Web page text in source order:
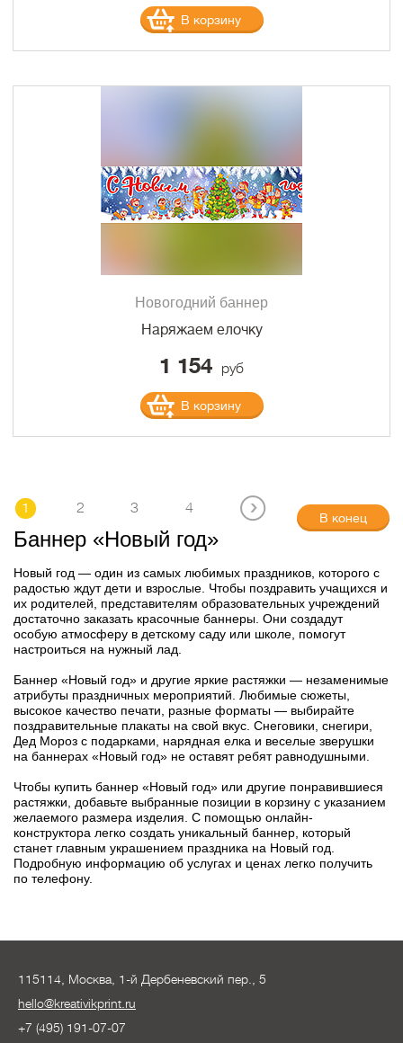
В корзину
Новогодний баннер
Наряжаем елочку
1 154 руб
В корзину
1 2 3 4
В конец
Баннер «Новый год»
Новый год — один из самых любимых праздников, которого с
радостью ждут дети и взрослые. Чтобы поздравить учащихся и
их родителей, представителям образовательных учреждений
достаточно заказать красочные баннеры. Они создадут
особую атмосферу в детскому саду или школе, помогут
настроиться на нужный лад.
Баннер «Новый год» и другие яркие растяжки — незаменимые
атрибуты праздничных мероприятий. Любимые сюжеты,
высокое качество печати, разные форматы — выбирайте
поздравительные плакаты на свой вкус. Снеговики, снегири,
Дед Мороз с подарками, нарядная елка и веселые зверушки
на баннерах «Новый год» не оставят ребят равнодушными.
Чтобы купить баннер «Новый год» или другие понравившиеся
растяжки, добавьте выбранные позиции в корзину с указанием
желаемого размера изделия. С помощью онлайн-
конструктора легко создать уникальный баннер, который
станет главным украшением праздника на Новый год.
Подробную информацию об услугах и ценах легко получить
по телефону.
115114, Москва, 1-й Дербеневский пер., 5
hello@kreativikprint.ru
+7 (495) 191-07-07